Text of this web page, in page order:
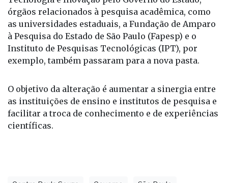
órgãos relacionados à pesquisa acadêmica, como
as universidades estaduais, a Fundação de Amparo
à Pesquisa do Estado de São Paulo (Fapesp) e o
Instituto de Pesquisas Tecnológicas (IPT), por
exemplo, também passaram para a nova pasta.
O objetivo da alteração é aumentar a sinergia entre
as instituições de ensino e institutos de pesquisa e
facilitar a troca de conhecimento e de experiências
científicas.